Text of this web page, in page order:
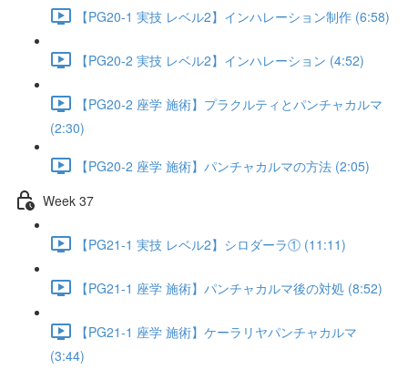
【PG20-1 実技 レベル2】インハレーション制作 (6:58)
【PG20-2 実技 レベル2】インハレーション (4:52)
【PG20-2 座学 施術】プラクルティとパンチャカルマ
(2:30)
【PG20-2 座学 施術】パンチャカルマの方法 (2:05)
Week 37
【PG21-1 実技 レベル2】シロダーラ① (11:11)
【PG21-1 座学 施術】パンチャカルマ後の対処 (8:52)
【PG21-1 座学 施術】ケーラリヤパンチャカルマ
(3:44)